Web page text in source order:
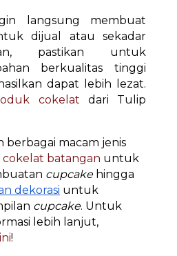
langsung membuat
dijual atau sekadar
pastikan untuk
berkualitas tinggi
dapat lebih lezat.
cokelat dari Tulip
berbagai macam jenis
cokelat batangan untuk
cupcakehingga
dekorasi untuk
cupcake. Untuk
lebih lanjut,
!